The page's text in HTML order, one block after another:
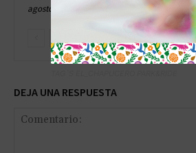
agosto 6, 2026
DEJA UNA RESPUESTA